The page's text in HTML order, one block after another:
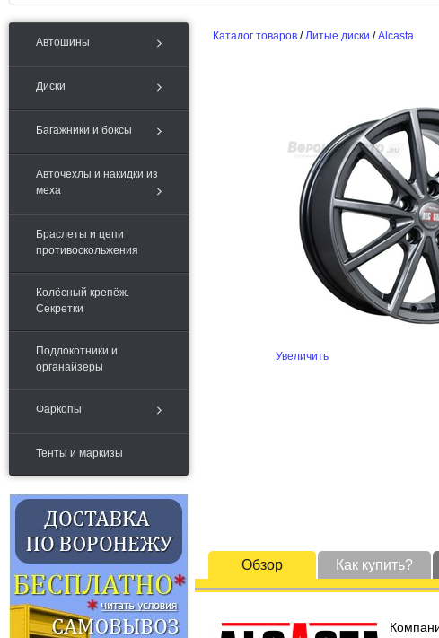
Автошины
Диски
Багажники и боксы
Авточехлы и накидки из
меха
Браслеты и цепи
противоскольжения
Колёсный крепёж.
Секретки
Подлокотники и
органайзеры
Фаркопы
Тенты и маркизы
Каталог товаров /Литые диски /Alcasta
Увеличить
Обзор Как купить?